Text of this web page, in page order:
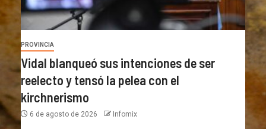
PROVINCIA
Vidal blanqueó sus intenciones de ser
reelecto y tensó la pelea con el
kirchnerismo
6 de agosto de 2026 Infomix